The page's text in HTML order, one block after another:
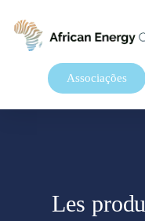
Associações
Les